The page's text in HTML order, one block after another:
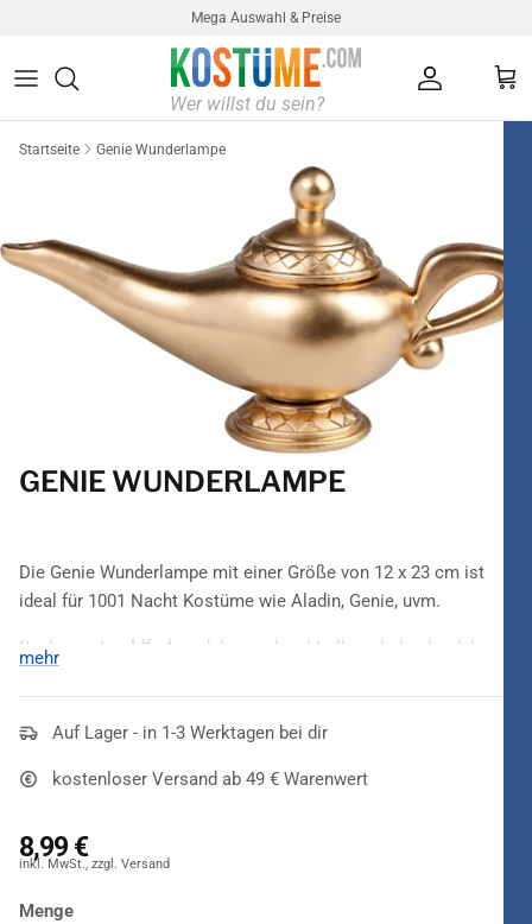
Mega Auswahl & Preise
Startseite Genie Wunderlampe
GENIE WUNDERLAMPE
Die Genie Wunderlampe mit einer Größe von 12 x 23 cm ist
ideal für 1001 Nacht Kostüme wie Aladin, Genie, uvm.
Sie kommt goldfarben
daher und wirkt allein dadurch edel und
Motto-Partyan ihr reibt und sich etwas wünscht. "Was da
fragen sich die Besucher der Fete und warten gespannt auf
mehr
Auf Lager - in 1-3 Werktagen bei dir
kostenloser Versand ab 49 € Warenwert
8,99 €
Menge